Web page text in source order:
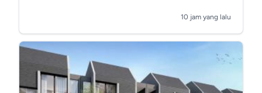
10 jam yang lalu